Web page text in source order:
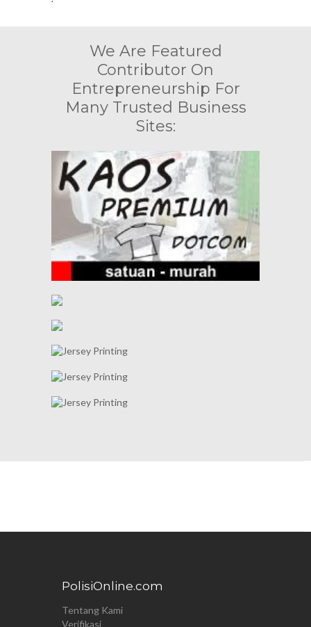
We Are Featured
Contributor On
Entrepreneurship For
Many Trusted Business
Sites:
PolisiOnline.com
Tentang Kami
Verifikasi